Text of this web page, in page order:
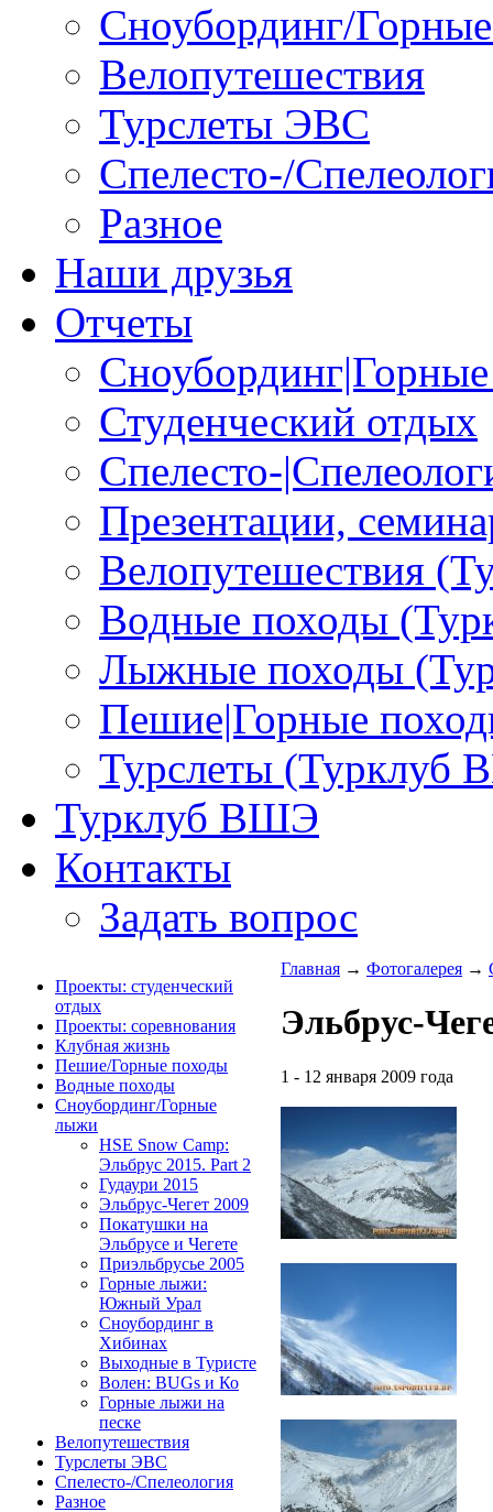
Сноубординг/
Велопутешествия
Турслеты ЭВС
Спелесто-/
Разное
Наши друзья
Отчеты
Студенческий отдых
Спелесто-
Презентации,
Велопутешествия
Водные походы
Лыжные походы
Пешие|Горные
Турслеты (Турклуб
Турклуб ВШЭ
Контакты
Задать вопрос
Проекты: студенческий
отдых
Проекты: соревнования
Клубная жизнь
Пешие/Горные походы
Водные походы
Сноубординг/Горные
лыжи
HSE Snow Camp:
Эльбрус 2015. Part 2
Гудаури 2015
Эльбрус-Чегет 2009
Покатушки на
Эльбрусе и Чегете
Приэльбрусье 2005
Горные лыжи:
Южный Урал
Сноубординг в
Хибинах
Выходные в Туристе
Волен: BUGs и Ко
Горные лыжи на
песке
Велопутешествия
Турслеты ЭВС
Спелесто-/Спелеология
Разное
Главная → Фотогалерея →
Эльбрус-
1 - 12 января 2009 года